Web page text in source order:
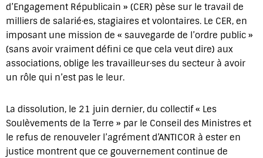
d’Engagement Républicain » (CER) pèse sur le travail de
milliers de salarié·es, stagiaires et volontaires. Le CER, en
imposant une mission de « sauvegarde de l’ordre public »
(sans avoir vraiment défini ce que cela veut dire) aux
associations, oblige les travailleur·ses du secteur à avoir
un rôle qui n’est pas le leur.
La dissolution, le 21 juin dernier, du collectif « Les
Soulèvements de la Terre » par le Conseil des Ministres et
le refus de renouveler l’agrément d’ANTICOR à ester en
justice montrent que ce gouvernement continue de